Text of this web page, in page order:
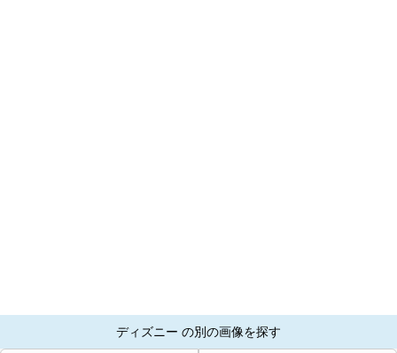
ディズニー の別の画像を探す